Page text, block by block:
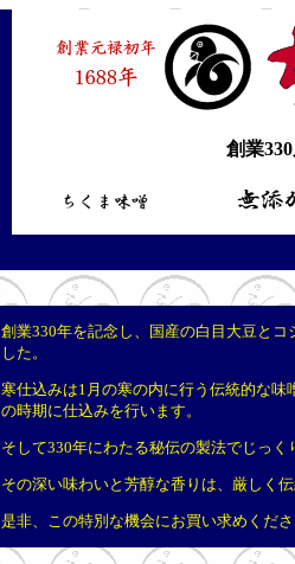
創業
創業330年を記念し、国産の白目大豆と
した。
寒仕込みは1月の寒の内に行う伝統的な
の時期に仕込みを行います。
そして330年にわたる秘伝の製法でじっ
その深い味わいと芳醇な香りは、厳しく
是非、この特別な機会にお買い求めくだ